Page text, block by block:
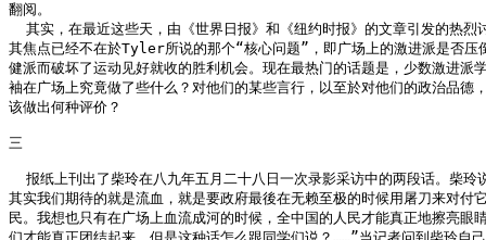
翻阅。
其实，在最近这些天，由《世界日报》和《纽约时报》的文章引发的热烈
其焦点已经不在於Tyler所说的那个“核心问题”，即广场上的激进派是否压
健派而破坏了运动见好就收的胜利机会。现在最热门的话题是，少数激进派
袖在广场上究竟做了些什么？对他们的某些言行，以至於对他们的政治品德
该做出何种评价？
三
报纸上刊出了柴玲在八九年五月二十八日一次录影采访中的两段话。柴玲
其实我们期待的就是流血，就是要政府最後在无赖至极的时候用屠刀来对付
民。我想也只有在广场上血流成河的时候，全中国的人民才能真正地擦亮眼